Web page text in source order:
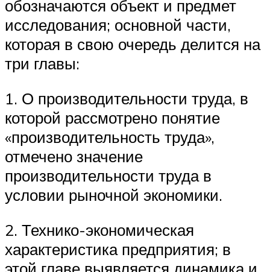
обозначаются объект и предмет
исследования; основной части,
которая в свою очередь делится на
три главы:
1. О производительности труда, в
которой рассмотрено понятие
«производительность труда»,
отмечено значение
производительности труда в
условии рыночной экономики.
2. Технико-экономическая
характеристика предприятия; в
этой главе выявляется динамика и